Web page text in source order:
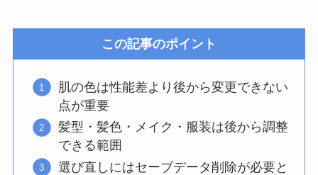
この記事のポイント
肌の色は性能差より後から変更できない
点が重要
髪型・髪色・メイク・服装は後から調整
できる範囲
選び直しにはセーブデータ削除が必要と